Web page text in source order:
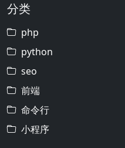
分类
php
python
seo
前端
命令行
小程序